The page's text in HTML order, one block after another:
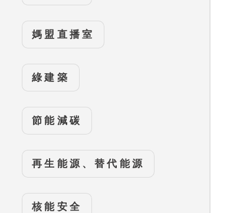
媽盟直播室
綠建築
節能減碳
再生能源、替代能源
核能安全